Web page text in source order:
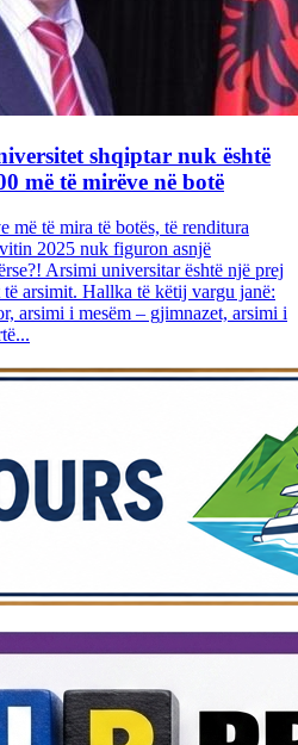
shqiptar nuk është
më të mirëve në botë
më të mira të botës, të renditura
2025 nuk figuron asnjë
Arsimi universitar është një prej
arsimit. Hallka të këtij vargu janë:
arsimi i mesëm – gjimnazet, arsimi i